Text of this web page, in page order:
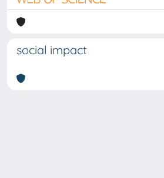
social impact